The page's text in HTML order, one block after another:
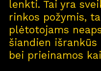
lenkti. Tai yra
rinkos požymis,
plėtotojams
šiandien
bei prieinamos